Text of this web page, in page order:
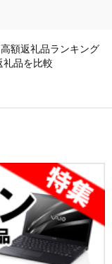
額返礼品ランキング
礼品を比較